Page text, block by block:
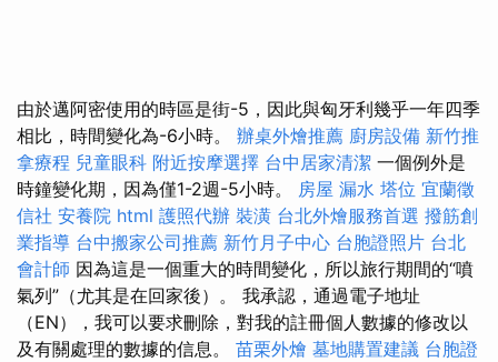
由於邁阿密使用的時區是街-5，因此與匈牙利幾乎一年四季
相比，時間變化為-6小時。 辦桌外燴推薦 廚房設備 新竹推
拿療程 兒童眼科 附近按摩選擇 台中居家清潔 一個例外是
時鐘變化期，因為僅1-2週-5小時。 房屋 漏水 塔位 宜蘭徵
信社 安養院 html 護照代辦 裝潢 台北外燴服務首選 撥筋創
業指導 台中搬家公司推薦 新竹月子中心 台胞證照片 台北
會計師 因為這是一個重大的時間變化，所以旅行期間的“噴
氣列”（尤其是在回家後）。 我承認，通過電子地址
（EN），我可以要求刪除，對我的註冊個人數據的修改以
及有關處理的數據的信息。 苗栗外燴 墓地購置建議 台胞證